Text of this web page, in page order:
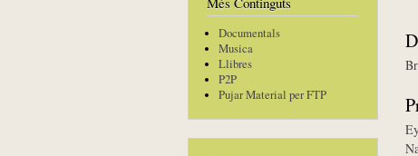
Documentals
Musica
Llibres
P2P
Pujar Material per FTP